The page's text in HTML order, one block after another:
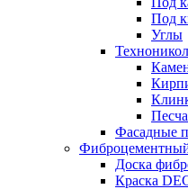
Под
Углы
Фасадные
Доска
Краска